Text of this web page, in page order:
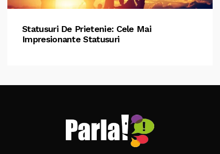
Statusuri De Prietenie: Cele Mai
Impresionante Statusuri